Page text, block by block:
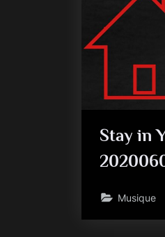
Stay in
Musique